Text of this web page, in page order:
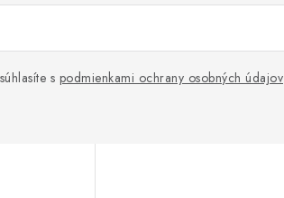
s podmienkami ochrany osobných údajov